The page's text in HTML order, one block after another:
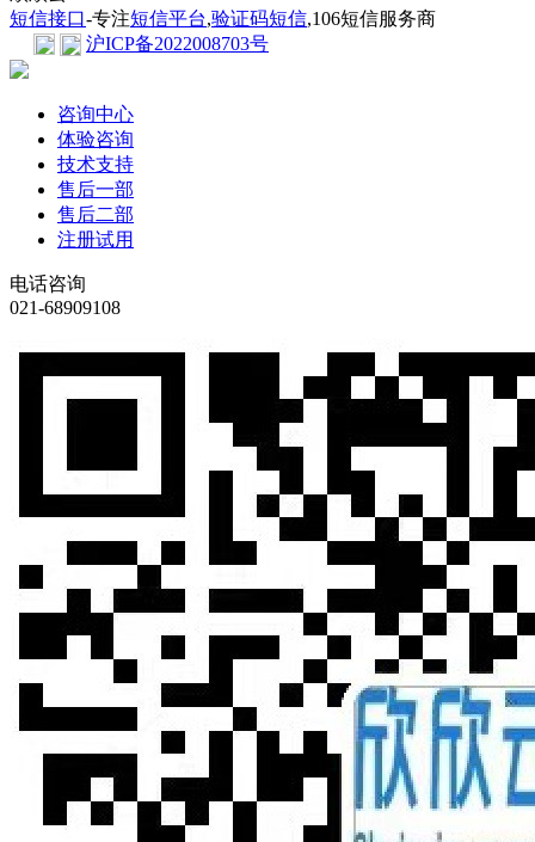
短信接口-专注短信平台,验证码短信,106短信服务商
沪ICP备2022008703号
咨询中心
体验咨询
技术支持
售后一部
售后二部
注册试用
电话咨询
021-68909108